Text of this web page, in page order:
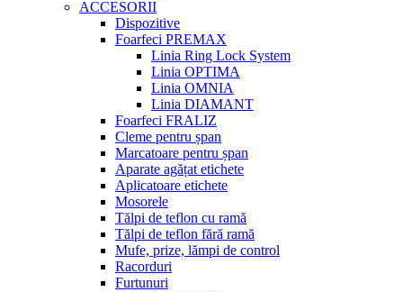
ACCESORII
Dispozitive
Foarfeci PREMAX
Linia Ring Lock System
Linia OPTIMA
Linia OMNIA
Linia DIAMANT
Foarfeci FRALIZ
Cleme pentru șpan
Marcatoare pentru șpan
Aparate agățat etichete
Aplicatoare etichete
Mosorele
Tălpi de teflon cu ramă
Tălpi de teflon fără ramă
Mufe, prize, lămpi de control
Racorduri
Furtunuri